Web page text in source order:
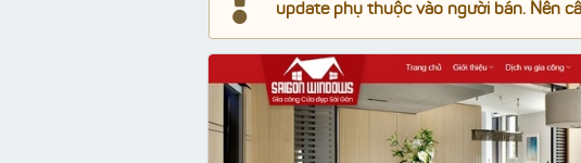
update phụ thuộc vào người bán. Nên